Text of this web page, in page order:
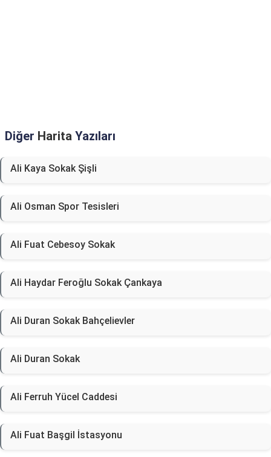
Diğer Harita Yazıları
Ali Kaya Sokak Şişli
Ali Osman Spor Tesisleri
Ali Fuat Cebesoy Sokak
Ali Haydar Feroğlu Sokak Çankaya
Ali Duran Sokak Bahçelievler
Ali Duran Sokak
Ali Ferruh Yücel Caddesi
Ali Fuat Başgil İstasyonu